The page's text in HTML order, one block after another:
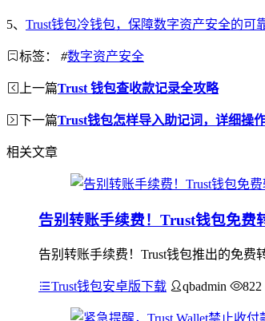
5、 Trust钱包冷钱包，保障数字资产安全的可
标签： #数字资产安全
上一篇Trust 钱包查收款记录全攻略
下一篇Trust钱包怎样导入助记词，详细操
相关文章
告别转账手续费！Trust钱包免费
告别转账手续费！Trust钱包推出的免
Trust钱包安卓版下载 qbadmin 822